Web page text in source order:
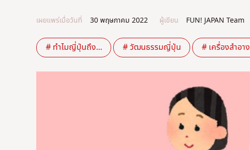
เผยแพร่เมื่อวันที่ 30 พฤษภาคม 2022 ผู้เขียน FUN! JAPAN Team
# ทำไมญี่ปุ่นถึง... # วัฒนธรรมญี่ปุ่น # เครื่องสำอา